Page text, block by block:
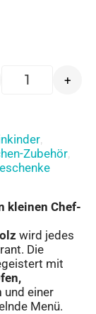
+
,
Zubehör,
kleinen Chef-
wird jedes
Die
mit
und einer
Menü.